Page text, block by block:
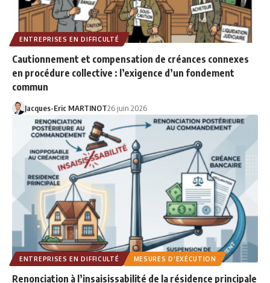
ENTREPRISES EN DIFFICULTÉ
Cautionnement et compensation de créances connexes
en procédure collective : l’exigence d’un fondement
commun
Jacques-Eric MARTINOT26 juin 2026
ENTREPRISES EN DIFFICULTÉ MESURES D'EXÉCUTION
Renonciation à l’insaisissabilité de la résidence principale